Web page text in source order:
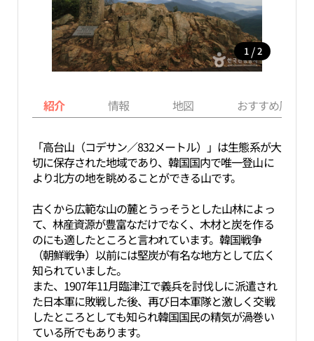
1 / 2
紹介 情報 地図 おすすめ周辺
「高台山（コデサン／832メートル）」は生態系が大
切に保存された地域であり、韓国国内で唯一登山に
より北方の地を眺めることができる山です。
古くから広範な山の麓とうっそうとした山林によっ
て、林産資源が豊富なだけでなく、木材と炭を作る
のにも適したところと言われています。韓国戦争
（朝鮮戦争）以前には堅炭が有名な地方として広く
知られていました。
また、1907年11月臨津江で義兵を討伐しに派遣され
た日本軍に敗戦した後、再び日本軍隊と激しく交戦
したところとしても知られ韓国国民の精気が渦巻い
ている所でもあります。